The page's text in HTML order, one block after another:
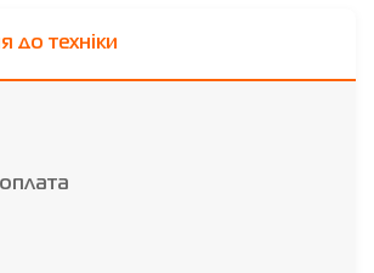
до техніки